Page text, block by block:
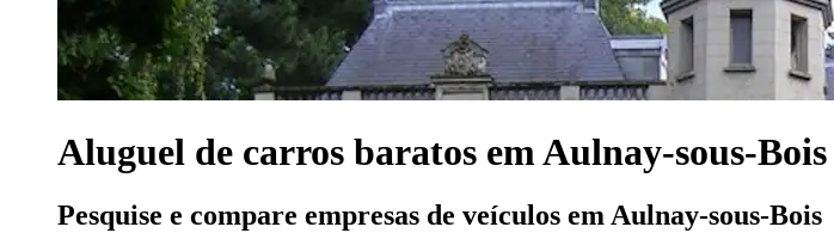
Aluguel de carros baratos em Aulnay-sous-Bois
Pesquise e compare empresas de veículos em Aulnay-sous-Bois